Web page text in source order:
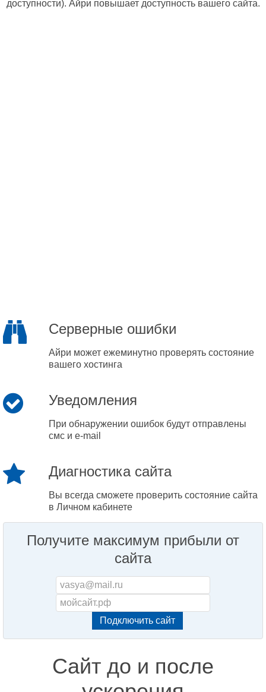
доступности). Айри повышает доступность вашего сайта.
Серверные ошибки
Айри может ежеминутно проверять состояние
вашего хостинга
Уведомления
При обнаружении ошибок будут отправлены
смс и e-mail
Диагностика сайта
Вы всегда сможете проверить состояние сайта
в Личном кабинете
Получите максимум прибыли от
сайта
Сайт до и после